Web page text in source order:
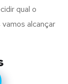
qual o
alcançar